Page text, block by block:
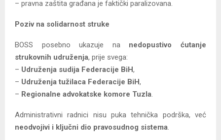
– pravna zaštita građana je faktički paralizovana.
Poziv na solidarnost struke
BOSS posebno ukazuje na nedopustivo ćutanje
strukovnih udruženja, prije svega:
– Udruženja sudija Federacije BiH,
– Udruženja tužilaca Federacije BiH,
– Regionalne advokatske komore Tuzla.
Administrativni radnici nisu puka tehnička podrška, već
neodvojivi i ključni dio pravosudnog sistema.